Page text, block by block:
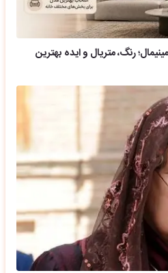
رنگ، متریال و ایده بهترین